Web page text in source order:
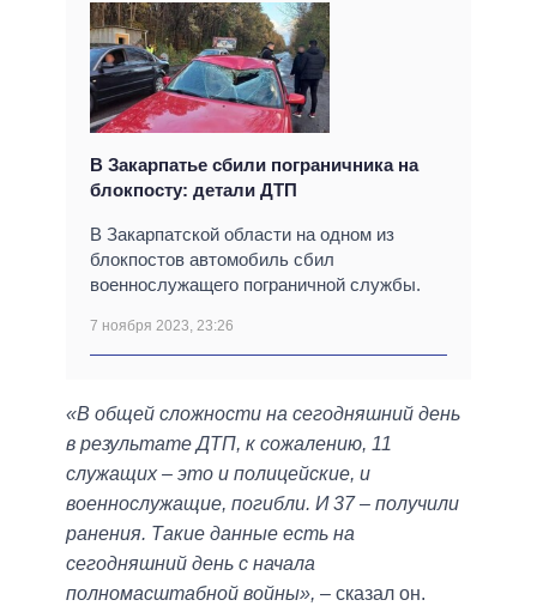
В Закарпатье сбили пограничника на
блокпосту: детали ДТП
В Закарпатской области на одном из
блокпостов автомобиль сбил
военнослужащего пограничной службы.
7 ноября 2023, 23:26
«В общей сложности на сегодняшний день
в результате ДТП, к сожалению, 11
служащих – это и полицейские, и
военнослужащие, погибли. И 37 – получили
ранения. Такие данные есть на
сегодняшний день с начала
полномасштабной войны», – сказал он.